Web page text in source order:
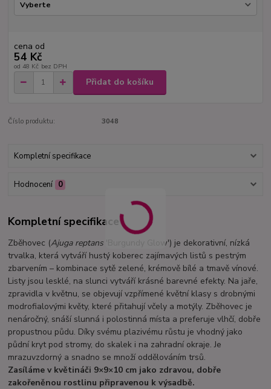
cena od
54 Kč
od 48 Kč bez DPH
Přidat do košíku
Číslo produktu: 3048
Kompletní specifikace
Hodnocení 0
Kompletní specifikace
Zběhovec (Ajuga reptans 'Burgundy Glow') je dekorativní, nízká
trvalka, která vytváří hustý koberec zajímavých listů s pestrým
zbarvením – kombinace sytě zelené, krémově bílé a tmavě vínové.
Listy jsou lesklé, na slunci vytváří krásné barevné efekty. Na jaře,
zpravidla v květnu, se objevují vzpřímené květní klasy s drobnými
modrofialovými květy, které přitahují včely a motýly. Zběhovec je
nenáročný, snáší slunná i polostinná místa a preferuje vlhčí, dobře
propustnou půdu. Díky svému plazivému růstu je vhodný jako
půdní kryt pod stromy, do skalek i na zahradní okraje. Je
mrazuvzdorný a snadno se množí oddělováním trsů.
Zasíláme v květináči 9×9×10 cm jako zdravou, dobře
zakořeněnou rostlinu připravenou k výsadbě.